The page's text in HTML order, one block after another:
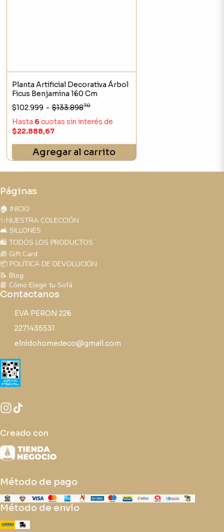
Planta Artificial Decorativa Árbol
Ficus Benjamina 160 Cm
$102.999 - $133.89870
Hasta 6cuotas sin interés de
$22.888,67
Agregar al carrito
Páginas
🏠 INICIO
✨NUESTRA COLECCIÓN
🛋️ SILLONES
🛍️ TODOS LOS PRODUCTOS
🎁 Gift Card
📦 POLÍTICA DE DEVOLUCIÓN
📝 Blog
📘 Cómo Elegir tu Sofá
Contactanos
EVA PERON 226
2271435531
elnidohomedeco@gmail.com
Creado con
Método de pago
Método de envío